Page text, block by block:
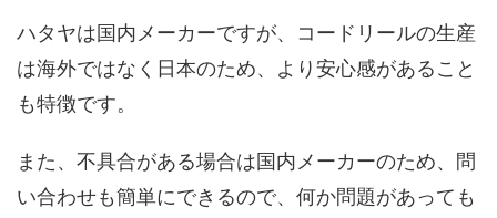
ハタヤは国内メーカーですが、コードリールの生産
は海外ではなく日本のため、より安心感があること
も特徴です。
また、不具合がある場合は国内メーカーのため、問
い合わせも簡単にできるので、何か問題があっても